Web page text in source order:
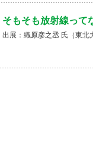
そもそも放射線って
出展：織原彦之丞 氏（東北